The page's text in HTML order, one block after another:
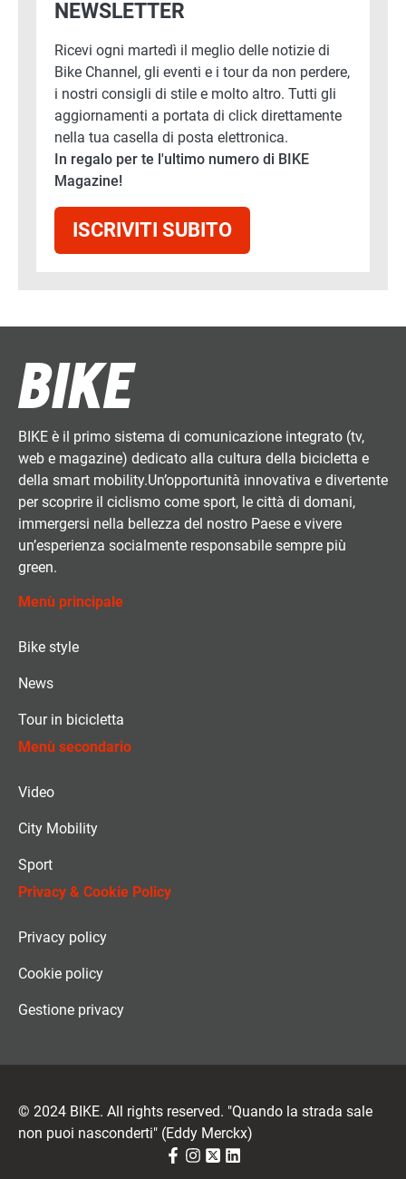
NEWSLETTER
Ricevi ogni martedì il meglio delle notizie di
Bike Channel, gli eventi e i tour da non perdere,
i nostri consigli di stile e molto altro. Tutti gli
aggiornamenti a portata di click direttamente
nella tua casella di posta elettronica.
In regalo per te l'ultimo numero di BIKE
Magazine!
ISCRIVITI SUBITO
BIKE è il primo sistema di comunicazione integrato (tv,
web e magazine) dedicato alla cultura della bicicletta e
della smart mobility.Un’opportunità innovativa e divertente
per scoprire il ciclismo come sport, le città di domani,
immergersi nella bellezza del nostro Paese e vivere
un’esperienza socialmente responsabile sempre più
green.
Menù principale
Bike style
News
Tour in bicicletta
Menù secondario
Video
City Mobility
Sport
Privacy & Cookie Policy
Privacy policy
Cookie policy
Gestione privacy
© 2024 BIKE. All rights reserved. "Quando la strada sale
non puoi nasconderti" (Eddy Merckx)